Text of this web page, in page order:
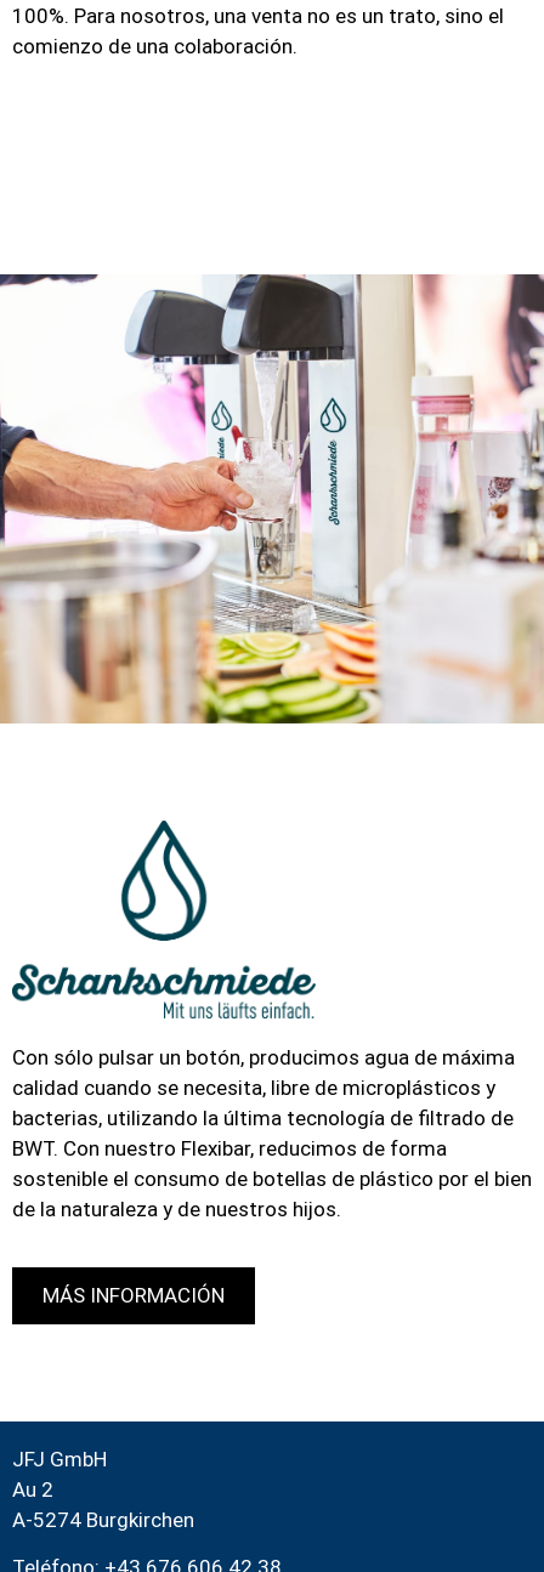
100%. Para nosotros, una venta no es un trato, sino el
comienzo de una colaboración.
Con sólo pulsar un botón, producimos agua de máxima
calidad cuando se necesita, libre de microplásticos y
bacterias, utilizando la última tecnología de filtrado de
BWT. Con nuestro Flexibar, reducimos de forma
sostenible el consumo de botellas de plástico por el bien
de la naturaleza y de nuestros hijos.
MÁS INFORMACIÓN
JFJ GmbH
Au 2
A-5274 Burgkirchen
Teléfono: +43 676 606 42 38